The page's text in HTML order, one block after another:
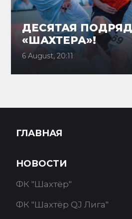
ДЕСЯТАЯ
«ШАХТЕРА»!
6 August, 20:11
ГЛАВНАЯ
НОВОСТИ
ФК "Шахтёр"
ФК "Шахтёр QJ Лига"